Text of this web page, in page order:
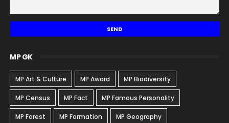
MP GK
MP Art & Culture MP Award MP Biodiversity
MP Census MP Fact MP Famous Personality
MP Forest MP Formation MP Geography